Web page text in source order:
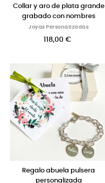
Collar y aro de plata grande
grabado con nombres
Joyas Personalizadas
118,00 €
Regalo abuela pulsera
personalizada